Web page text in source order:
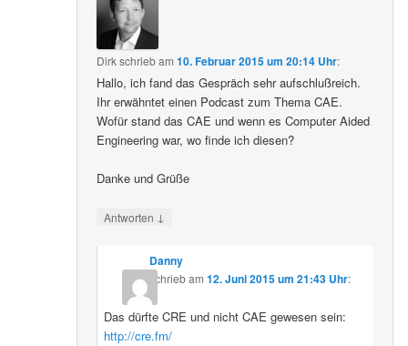
Dirkschriebam10. Februar 2015 um 20:14 Uhr:
Hallo, ich fand das Gespräch sehr aufschlußreich.
Ihr erwähntet einen Podcast zum Thema CAE.
Wofür stand das CAE und wenn es Computer Aided
Engineering war, wo finde ich diesen?
Danke und Grüße
Antworten ↓
Danny
schriebam 12. Juni 2015 um 21:43 Uhr:
Das dürfte CRE und nicht CAE gewesen sein:
http://cre.fm/